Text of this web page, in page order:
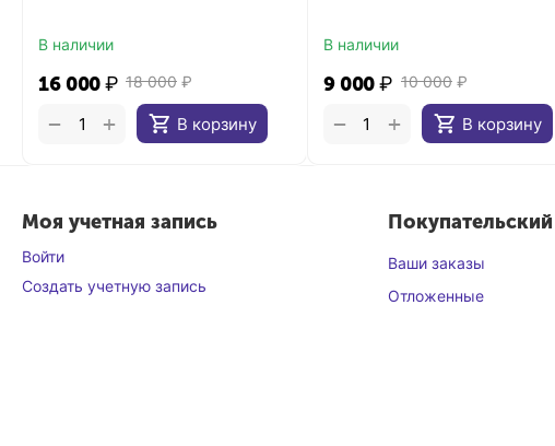
В наличии
18 000 ₽
16 000₽
В корзину
+
−
В наличии
10 000 ₽
9 000₽
В корзину
+
−
Моя учетная запись
Войти
Создать учетную запись
Ваши заказы
Отложенные